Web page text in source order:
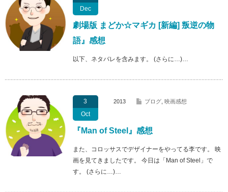
Dec
劇場版 まどか☆マギカ [新編] 叛逆の物
語』感想
以下、ネタバレを含みます。 (さらに…)…
3
Oct
2013 ブログ, 映画感想
『Man of Steel』感想
また、コロッサスでデザイナーをやってる李です。 映
画を見てきましたです。 今日は「Man of Steel」で
す。 (さらに…)…